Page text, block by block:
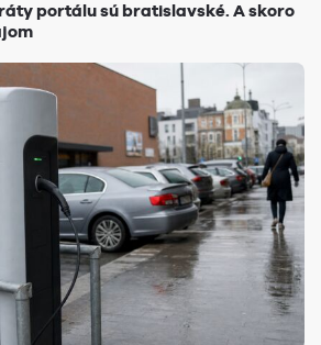
portálu sú bratislavské. A skoro